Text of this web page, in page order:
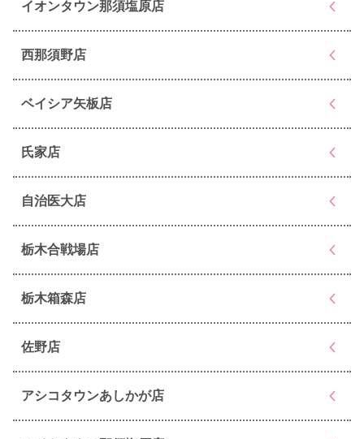
イオンタウン那須塩原店
西那須野店
ベイシア矢板店
氏家店
自治医大店
栃木合戦場店
栃木箱森店
佐野店
アシコタウンあしかが店